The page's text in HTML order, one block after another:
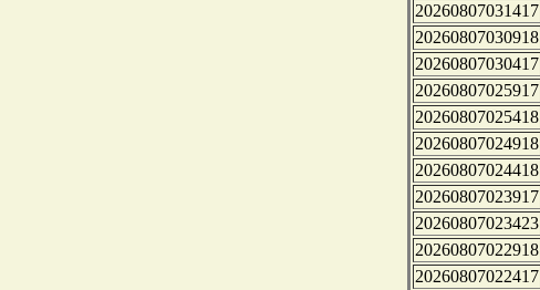
20260807031417
20260807030918
20260807030417
20260807025917
20260807025418
20260807024918
20260807024418
20260807023917
20260807023423
20260807022918
20260807022417